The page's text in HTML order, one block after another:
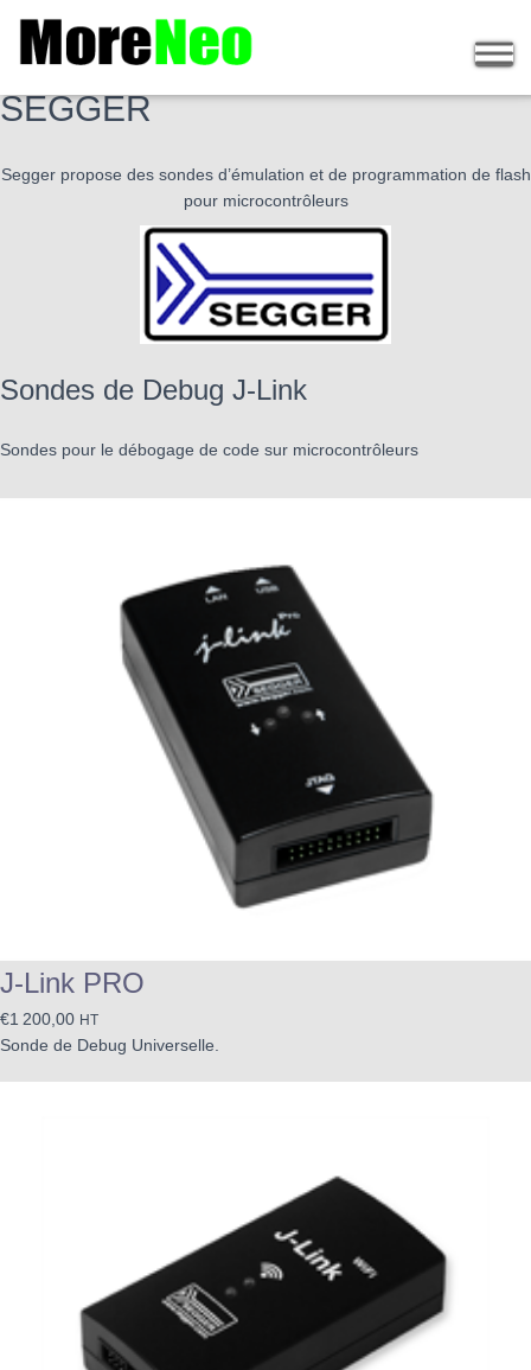
Sondes de Debug / Trace / Flash
SEGGER
Segger propose des sondes d’émulation et de programmation de flash
pour microcontrôleurs
Sondes de Debug J-Link
Sondes pour le débogage de code sur microcontrôleurs
J-Link PRO
€1 200,00 HT
Sonde de Debug Universelle.